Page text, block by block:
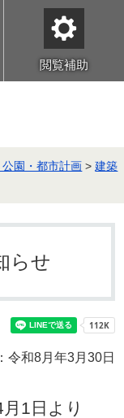
閲覧補助
園・都市計画 >建築
らせ
令和8月年3月30日
1日より